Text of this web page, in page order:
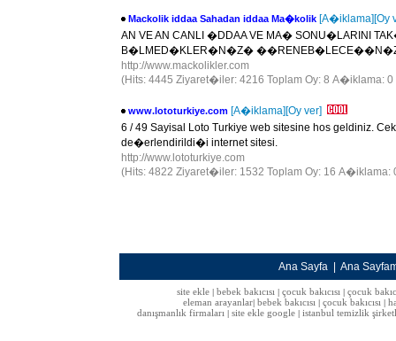
Mackolik iddaa Sahadan iddaa Ma�kolik [A�iklama][Oy
AN VE AN CANLI �DDAA VE MA� SONU�LARINI
B�LMED�KLER�N�Z�
http://www.mackolikler.com
(Hits: 4445 Ziyaret�iler: 4216 Toplam Oy: 8 A�iklama:
www.lototurkiye.com [A�iklama][Oy ver]
6 / 49 Sayisal Loto Turkiye web sitesine hos geldiniz.
de�erlendirildi�i internet sitesi.
http://www.lototurkiye.com
(Hits: 4822 Ziyaret�iler: 1532 Toplam Oy: 16 A�iklama:
Ana Sayfa Ana
site ekle| bebek bakıcısı| çocuk bakıcısı| çocuk
eleman arayanlar bebek bakıcısı çocuk bakıcısı
danışmanlık firmaları
site ekle google istanbul temizlik